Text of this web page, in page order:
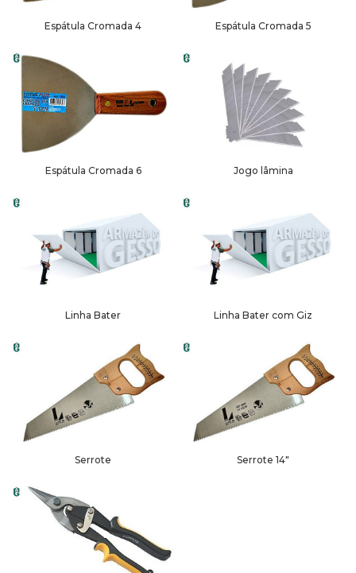
Espátula Cromada 4 Espátula Cromada 5
Espátula Cromada 6 Jogo lâmina
Linha Bater Linha Bater com Giz
Serrote Serrote 14″